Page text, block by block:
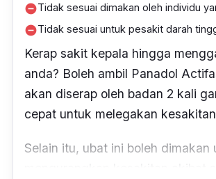
remove_circleTidak sesuai dimakan oleh individu
remove_circleTidak sesuai untuk pesakit darah
Kerap sakit kepala hingga
anda? Boleh ambil Panadol
akan diserap oleh badan 2 kali
cepat untuk melegakan
Selain itu, ubat ini boleh dimakan